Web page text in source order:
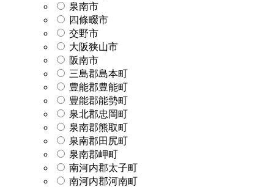
泉南市
四條畷市
交野市
大阪狭山市
阪南市
三島郡島本町
豊能郡豊能町
豊能郡能勢町
泉北郡忠岡町
泉南郡熊取町
泉南郡田尻町
泉南郡岬町
南河内郡太子町
南河内郡河南町